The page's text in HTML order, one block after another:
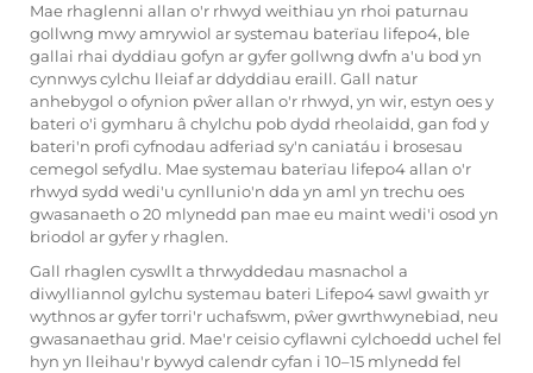
Mae rhaglenni allan o'r rhwyd weithiau yn rhoi paturnau
gollwng mwy amrywiol ar systemau baterïau lifepo4, ble
gallai rhai dyddiau gofyn ar gyfer gollwng dwfn a'u bod yn
cynnwys cylchu lleiaf ar ddyddiau eraill. Gall natur
anhebygol o ofynion pŵer allan o'r rhwyd, yn wir, estyn oes y
bateri o'i gymharu â chylchu pob dydd rheolaidd, gan fod y
bateri'n profi cyfnodau adferiad sy'n caniatáu i brosesau
cemegol sefydlu. Mae systemau baterïau lifepo4 allan o'r
rhwyd sydd wedi'u cynllunio'n dda yn aml yn trechu oes
gwasanaeth o 20 mlynedd pan mae eu maint wedi'i osod yn
briodol ar gyfer y rhaglen.
Gall rhaglen cyswllt a thrwyddedau masnachol a
diwylliannol gylchu systemau bateri Lifepo4 sawl gwaith yr
wythnos ar gyfer torri'r uchafswm, pŵer gwrthwynebiad, neu
gwasanaethau grid. Mae'r ceisio cyflawni cylchoedd uchel fel
hyn yn lleihau'r bywyd calendr cyfan i 10–15 mlynedd fel